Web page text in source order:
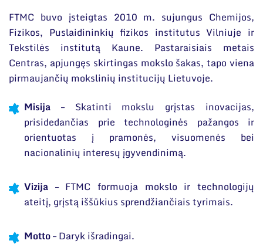
Struktūra
Administracija
Administraciniai skyriai
Moksliniai skyriai
Mokslo taryba
Tarptautinė patarėjų taryba
Naujienos
Renginiai
Tinklalaidės
Leidiniai
Bendri rekvizitai
Administracija
Nuorodos
Narystė nacionalinėse ir tarptautinėse organizacijose
bei asociacijose
FTMC buvo įsteigtas 2010 m. sujungus Chemijos,
Fizikos, Puslaidininkių fizikos institutus Vilniuje ir
Tekstilės institutą Kaune. Pastaraisiais metais
Centras, apjungęs skirtingas mokslo šakas, tapo viena
pirmaujančių mokslinių institucijų Lietuvoje.
Misija – Skatinti mokslu grįstas inovacijas,
prisidedančias prie technologinės pažangos ir
orientuotas į pramonės, visuomenės bei
nacionalinių interesų įgyvendinimą.
Vizija – FTMC formuoja mokslo ir technologijų
ateitį, grįstą iššūkius sprendžiančiais tyrimais.
Motto– Daryk išradingai.